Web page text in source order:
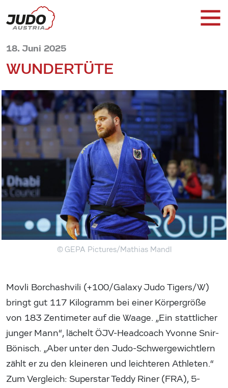
18. Juni 2025
WUNDERTÜTE
© GEPA Pictures/Mathias Mandl
Movli Borchashvili (+100/Galaxy Judo Tigers/W)
bringt gut 117 Kilogramm bei einer Körpergröße
von 183 Zentimeter auf die Waage. „Ein stattlicher
junger Mann“, lächelt ÖJV-Headcoach Yvonne Snir-
Bönisch. „Aber unter den Judo-Schwergewichtlern
zählt er zu den kleineren und leichteren Athleten.“
Zum Vergleich: Superstar Teddy Riner (FRA), 5-